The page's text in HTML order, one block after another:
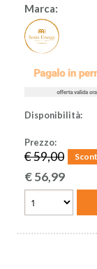
Marca:
Disponibilità:
Prezzo:
€ 59,00
€56,99